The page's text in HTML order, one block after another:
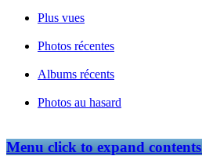
Plus vues
Photos récentes
Albums récents
Photos au hasard
Menuclick to expand contents